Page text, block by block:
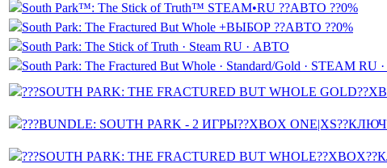
South Park™: The Stick of Truth™ STEAM•RU ??АВТО ??0%
South Park: The Fractured But Whole +ВЫБОР ??АВТО ??0%
South Park: The Stick of Truth · Steam RU · АВТО
South Park: The Fractured But Whole · Standard/Gold · STEAM RU
???SOUTH PARK: THE FRACTURED BUT WHOLE
???BUNDLE: SOUTH PARK - 2 ИГРЫ??XBOX
???SOUTH PARK: THE FRACTURED BUT